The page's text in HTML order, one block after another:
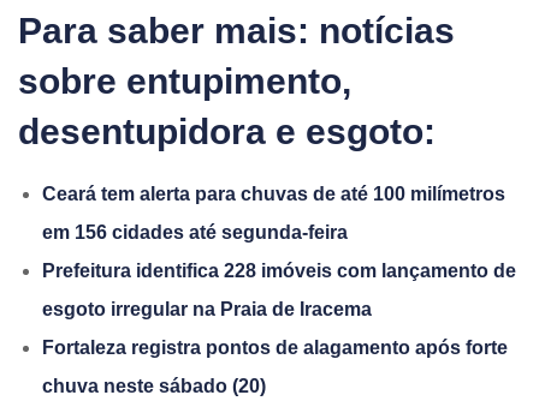
Para saber mais: notícias
sobre entupimento,
desentupidora e esgoto:
Ceará tem alerta para chuvas de até 100 milímetros
em 156 cidades até segunda-feira
Prefeitura identifica 228 imóveis com lançamento de
esgoto irregular na Praia de Iracema
Fortaleza registra pontos de alagamento após forte
chuva neste sábado (20)